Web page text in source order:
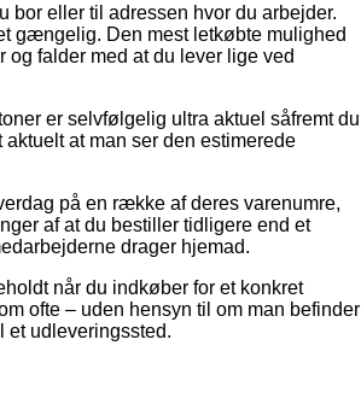
eller til adressen hvor du arbejder.
gængelig. Den mest letkøbte mulighed
falder med at du lever lige ved
er selvfølgelig ultra aktuel såfremt du
at man ser den estimerede
på en række af deres varenumre,
af at du bestiller tidligere end et
drager hjemad.
når du indkøber for et konkret
ofte – uden hensyn til om man befinder
et udleveringssted.